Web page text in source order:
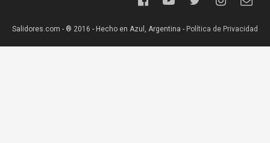
Salidores.com - ® 2016 - Hecho en Azul, Argentina - Política de Privacidad